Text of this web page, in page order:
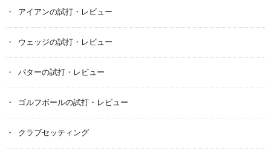
アイアンの試打・レビュー
ウェッジの試打・レビュー
パターの試打・レビュー
ゴルフボールの試打・レビュー
クラブセッティング